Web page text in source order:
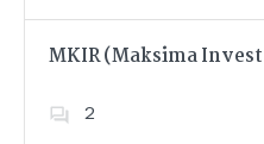
MKIR (Maksima
2